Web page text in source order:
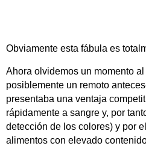
Obviamente esta fábula es
Ahora olvidemos un momento
posiblemente un remoto
presentaba una ventaja
rápidamente a sangre y, por
detección de los colores) y por
alimentos con elevado